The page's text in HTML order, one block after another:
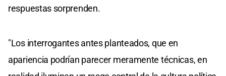
respuestas sorprenden.
"Los interrogantes antes planteados, que en
apariencia podrían parecer meramente técnicas, en